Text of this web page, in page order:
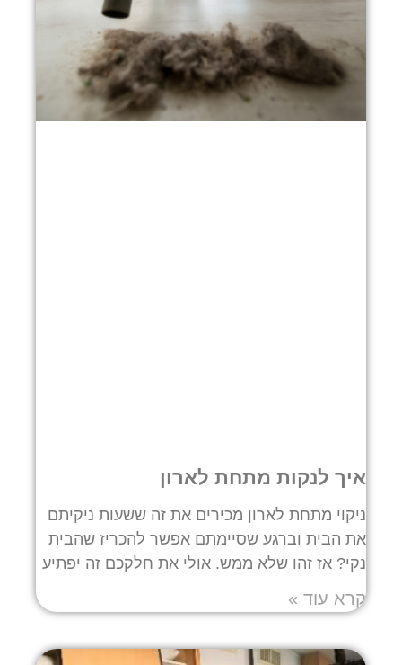
איך לנקות מתחת לארון
ניקוי מתחת לארון מכירים את זה ששעות ניקיתם
את הבית וברגע שסיימתם אפשר להכריז שהבית
נקי? אז זהו שלא ממש. אולי את חלקכם זה יפתיע
קרא עוד »